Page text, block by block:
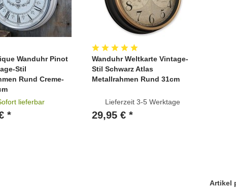
Wanduhr Pinot
Stil
Rund Creme-
lieferbar
*
Wanduhr Weltkarte Vintage-
Stil Schwarz Atlas
Metallrahmen Rund 31cm
Lieferzeit 3-5 Werktage
29,95 € *
Artikel